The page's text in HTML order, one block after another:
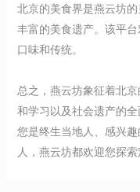
北京的美食界是燕云坊
丰富的美食遗产。该平
口味和传统。
总之，燕云坊象征着北
和学习以及社会遗产的
您是终生当地人、感兴
人，燕云坊都欢迎您探